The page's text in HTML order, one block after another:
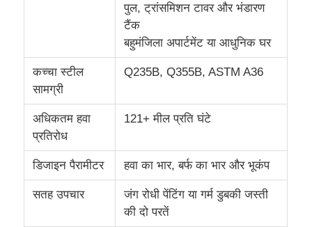
उत्पादों
पुल, ट्रांसमिशन टावर और भंडारण
टैंक
बहुमंजिला अपार्टमेंट या आधुनिक घर
कच्चा स्टील
सामग्री
Q235B, Q355B, ASTM A36
अधिकतम हवा
प्रतिरोध
121+ मील प्रति घंटे
डिजाइन पैरामीटर हवा का भार, बर्फ का भार और भूकंप
सतह उपचार
जंग रोधी पेंटिंग या गर्म डुबकी जस्ती
की दो परतें